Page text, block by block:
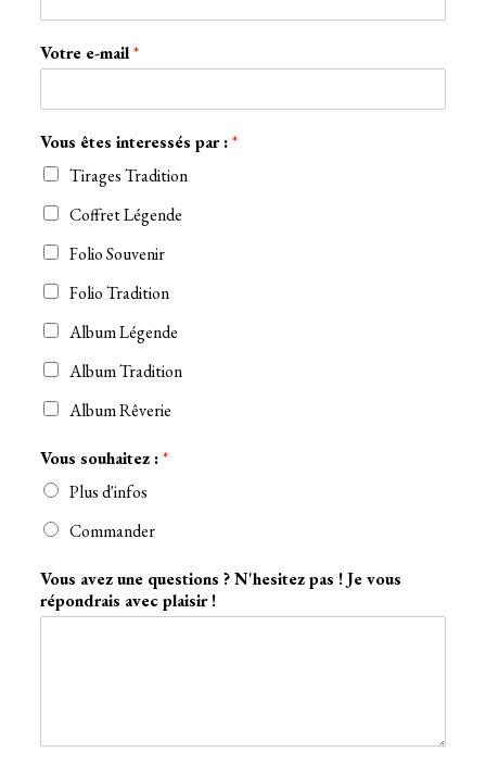
Votre e-mail*
Vous êtes interessés par :*
Tirages Tradition
Coffret Légende
Folio Souvenir
Folio Tradition
Album Légende
Album Tradition
Album Rêverie
Vous souhaitez :*
Plus d'infos
Commander
Vous avez une questions ? N'hesitez pas ! Je vous
répondrais avec plaisir !